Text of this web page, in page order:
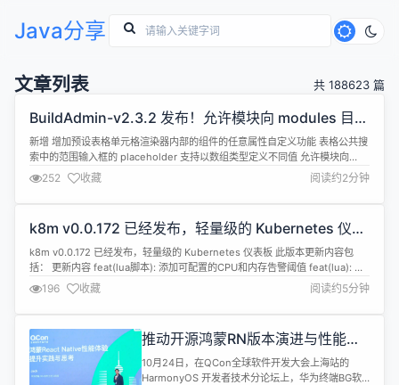
Java分享
文章列表 共 188623 篇
BuildAdmin-v2.3.2 发布！允许模块向 modules 目录
写入文件，优化表格渲染等
新增 增加预设表格单元格渲染器内部的组件的任意属性自定义功能 表格公共搜
索中的范围输入框的 placeholder 支持以数组类型定义不同值 允许模块向
modules 目录写入文件，即操作其他模块，而不是局限于系统本身 模块系统
增加 nuxt 工程的 模块启动引导代码 插入支持 对外导出前后台各种布局下顶栏
的高度数据 重构/优化/修复 模板引用升级为 vu...
252 收藏 阅读约2分钟
k8m v0.0.172 已经发布，轻量级的 Kubernetes 仪表
板
k8m v0.0.172 已经发布，轻量级的 Kubernetes 仪表板 此版本更新内容包
括： 更新内容 feat(lua脚本): 添加可配置的CPU和内存告警阈值 feat(lua): 添
加 ResourceUsageResult 类型转换支持并优化资源检查脚本 refactor(lua):
重命名 GetResourceUsage 为 GetPodRe...
196 收藏 阅读约5分钟
推动开源鸿蒙RN版本演进与性能优
化 共创跨平台体验新标杆
10月24日，在QCon全球软件开发大会上海站的
HarmonyOS 开发者技术分论坛上，华为终端BG软